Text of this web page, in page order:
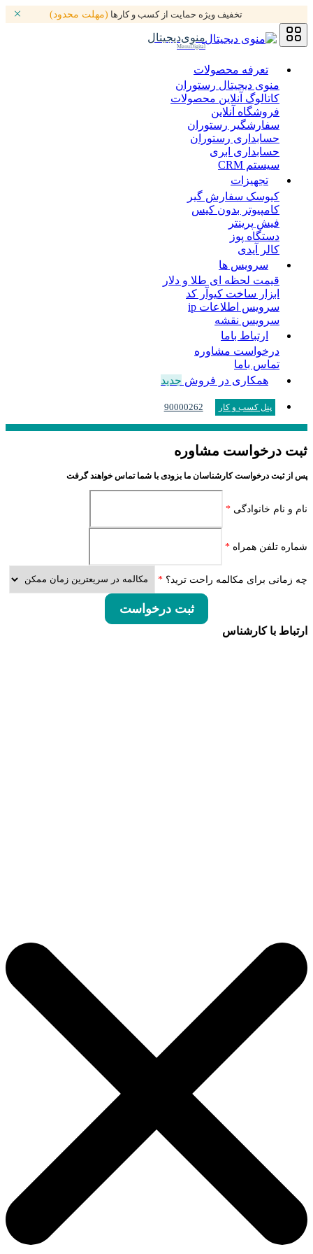
تخفیف ویژه حمایت از کسب و کارها (مهلت محدود)
منوی‌دیجیتال
MenuDigital
تعرفه محصولات
منوی دیجیتال رستوران
کاتالوگ آنلاین محصولات
فروشگاه آنلاین
سفارشگیر رستوران
حسابداری رستوران
حسابداری ابری
سیستم CRM
تجهیزات
کیوسک سفارش گیر
کامپیوتر بدون کیس
فیش پرینتر
دستگاه پوز
کالر آیدی
سرویس ها
قیمت لحظه ای طلا و دلار
ابزار ساخت کیوآر کد
سرویس اطلاعات ip
سرویس نقشه
ارتباط باما
درخواست مشاوره
تماس باما
همکاری در فروش جدید
پنل کسب و کار 90000262
ثبت درخواست مشاوره
پس از ثبت درخواست کارشناسان ما بزودی با شما تماس خواهند گرفت
نام و نام خانوادگی *
شماره تلفن همراه *
چه زمانی برای مکالمه راحت ترید؟ *
ثبت درخواست
ارتباط با کارشناس